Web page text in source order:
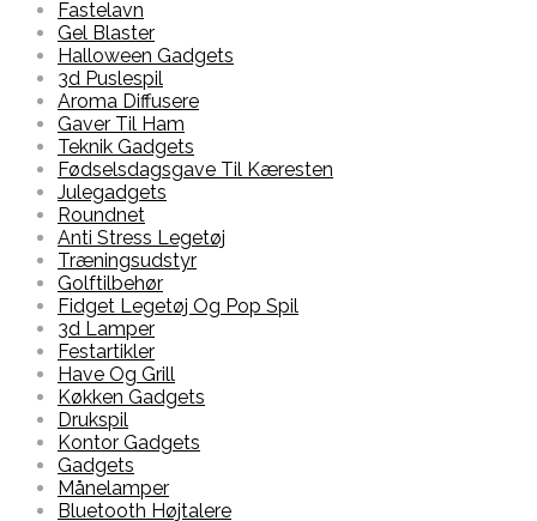
Fastelavn
Gel Blaster
Halloween Gadgets
3d Puslespil
Aroma Diffusere
Gaver Til Ham
Teknik Gadgets
Fødselsdagsgave Til Kæresten
Julegadgets
Roundnet
Anti Stress Legetøj
Træningsudstyr
Golftilbehør
Fidget Legetøj Og Pop Spil
3d Lamper
Festartikler
Have Og Grill
Køkken Gadgets
Drukspil
Kontor Gadgets
Gadgets
Månelamper
Bluetooth Højtalere